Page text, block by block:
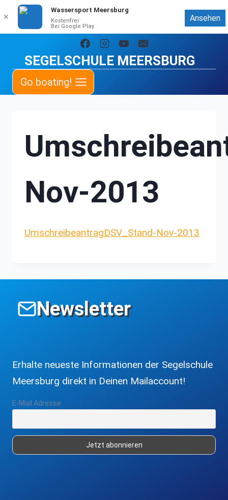
springen
SEGELSCHULE MEERSBURG
Go boating!
Nov-2013
UmschreibeantragDSV_Stand-Nov-2013
Newsletter
Erhalte neueste Informationen der Segelschule
Meersburg direkt in Deinen Mailaccount!
E-Mail Adresse
✕
Wassersport Meersburg
Kostenfrei
Bei Google Play
Ansehen